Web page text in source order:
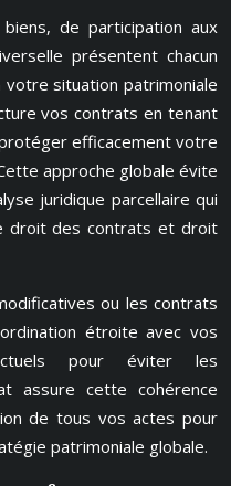
de participation aux
présentent chacun
situation patrimoniale
vos contrats en tenant
efficacement votre
approche globale évite
juridique parcellaire qui
droit des contrats et droit
ou les contrats
étroite avec vos
pour éviter les
assure cette cohérence
de tous vos actes pour
patrimoniale globale.